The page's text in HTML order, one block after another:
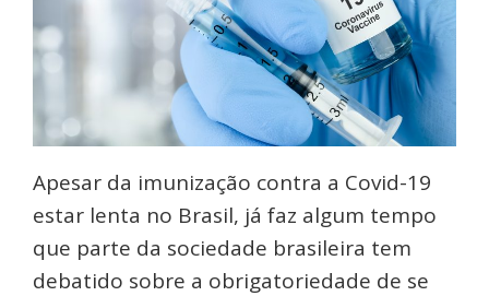
Apesar da imunização contra a Covid-19
estar lenta no Brasil, já faz algum tempo
que parte da sociedade brasileira tem
debatido sobre a obrigatoriedade de se